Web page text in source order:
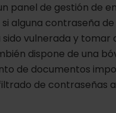
panel de gestión de
alguna contraseña de
vulnerada y tomar
dispone de una
de documentos
de contraseñas